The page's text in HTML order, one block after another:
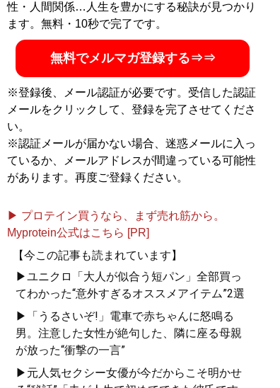
万円超！ （Xアカウント: @MBKnowerMag ）
『ロードマップ』
地方のしがないショップ
店員はなぜ成功できたの
その秘密はロードマップ
にあった
『MBの偏愛ブランド図鑑
今着るべきブランド60の歴
史や特色を、自身が愛用す
る品とともに徹底紹介
性・人間関係…人生を豊かにする秘訣が見つかり
ます。無料・10秒で完了です。
無料でメルマガ登録する⇒⇒
※登録後、メール認証が必要です。受信した認証
メールをクリックして、登録を完了させてくださ
い。
※認証メールが届かない場合、迷惑メールに入っ
ているか、メールアドレスが間違っている可能性
があります。再度ご登録ください。
▶ プロテイン買うなら、まず売れ筋から。
Myprotein公式はこちら [PR]
【今この記事も読まれています】
▶ユニクロ「大人が似合う短パン」全部買っ
てわかった“意外すぎるオススメアイテム”2選
▶「うるさいぞ!」電車で赤ちゃんに怒鳴る
男。注意した女性が絶句した、隣に座る母親
が放った“衝撃の一言”
▶元人気セクシー女優が今だからこそ明かせ